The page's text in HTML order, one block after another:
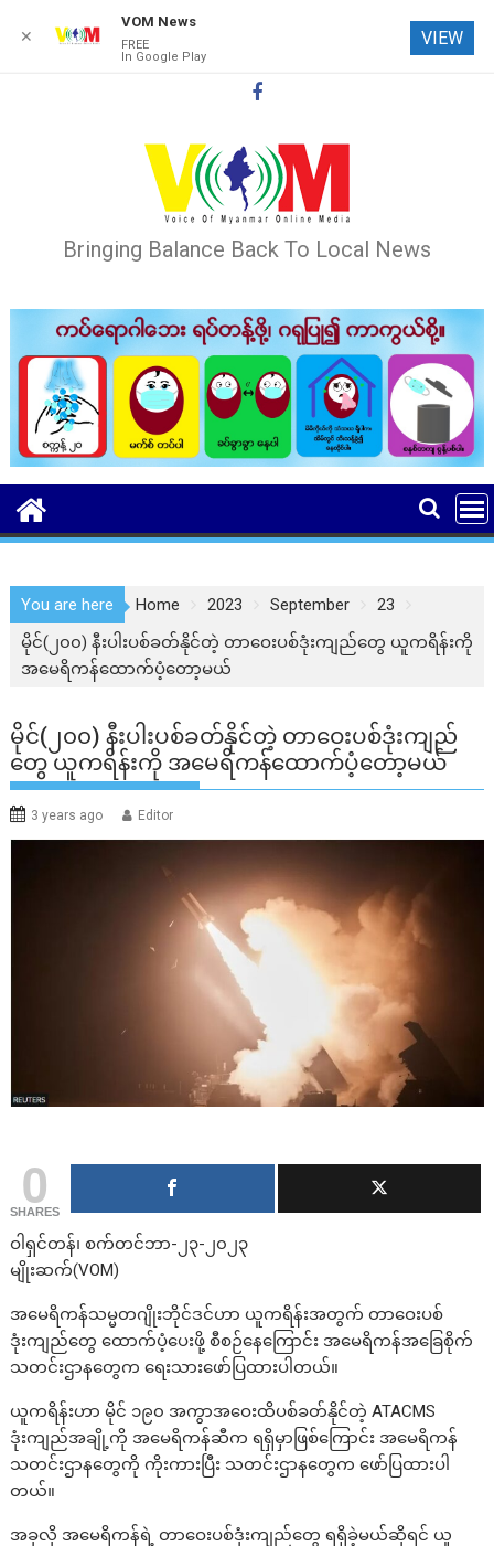
Bringing Balance Back To Local News
You are here Home 2023 September
23
မိုင်(၂၀၀) နီးပါးပစ်ခတ်နိုင်တဲ့ တာဝေးပစ်ဒုံးကျည်တွေ ယူကရိန်းကို
အမေရိကန်ထောက်ပံ့တော့မယ်
မိုင်(၂၀၀) နီးပါးပစ်ခတ်နိုင်တဲ့ တာဝေးပစ်ဒုံးကျည်
တွေ ယူကရိန်းကို အမေရိကန်ထောက်ပံ့တော့မယ်
3 years ago Editor
0
SHARES
ဝါရှင်တန်၊ စက်တင်ဘာ-၂၃-၂၀၂၃
မျိုးဆက်(VOM)
အမေရိကန်သမ္မတဂျိုးဘိုင်ဒင်ဟာ ယူကရိန်းအတွက် တာဝေးပစ်
ဒုံးကျည်တွေ ထောက်ပံ့ပေးဖို့ စီစဉ်နေကြောင်း အမေရိကန်အခြေစိုက်
သတင်းဌာနတွေက ရေးသားဖော်ပြထားပါတယ်။
ယူကရိန်းဟာ မိုင် ၁၉၀ အကွာအဝေးထိပစ်ခတ်နိုင်တဲ့ ATACMS
ဒုံးကျည်အချို့ကို အမေရိကန်ဆီက ရရှိမှာဖြစ်ကြောင်း အမေရိကန်
သတင်းဌာနတွေကို ကိုးကားပြီး သတင်းဌာနတွေက ဖော်ပြထားပါ
တယ်။
အခုလို အမေရိကန်ရဲ့ တာဝေးပစ်ဒုံးကျည်တွေ ရရှိခဲ့မယ်ဆိုရင် ယူ
✕
VOM News
FREE
In Google Play
VIEW